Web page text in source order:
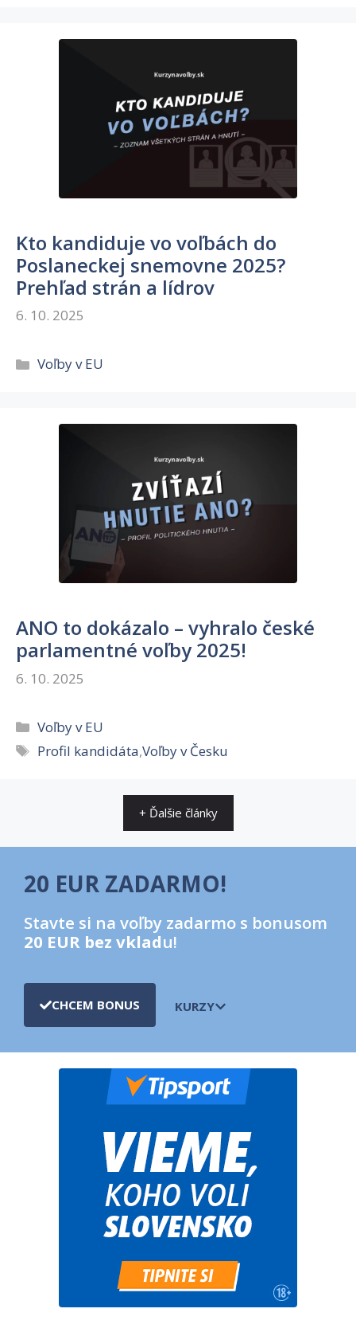
Kto kandiduje vo voľbách do
Poslaneckej snemovne 2025?
Prehľad strán a lídrov
6. 10. 2025
Kategórie
Voľby v EU
ANO to dokázalo – vyhralo české
parlamentné voľby 2025!
6. 10. 2025
Kategórie
Voľby v EU
Značky
Profil kandidáta,Voľby v Česku
+ Ďalšie články
20 EUR ZADARMO!
Stavte si na voľby zadarmo s bonusom
20 EUR bez vkladu!
CHCEM BONUS KURZY